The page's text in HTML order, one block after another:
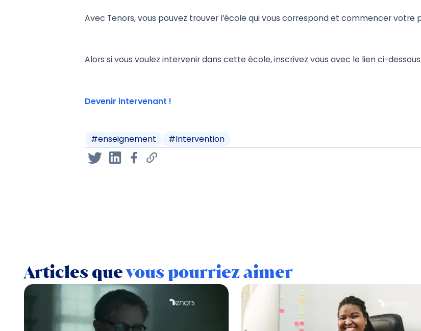
Avec Tenors, vous pouvez trouver l’école qui vous correspond et commencer
Alors si vous voulez intervenir dans cette école, inscrivez vous avec le lien ci-dessous
Devenir intervenant !
#enseignement #Intervention
Articles quevous pourriez aimer